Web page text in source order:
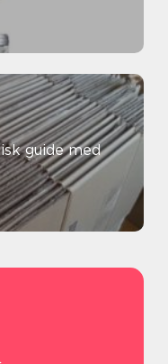
guide med